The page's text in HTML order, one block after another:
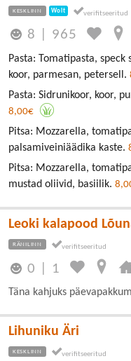
KESKLINN Wolt
8 965
Pasta: Tomatipasta,
koor, parmesan, petersell.
Pasta: Sidrunikoor, koor,
8,00€
Pitsa: Mozzarella,
palsamiveiniäädika kaste.
Pitsa: Mozzarella,
mustad oliivid, basiilik.
Leoki kalapood
RÄNILINN
0 1
Täna kahjuks
Lihuniku Äri
KESKLINN